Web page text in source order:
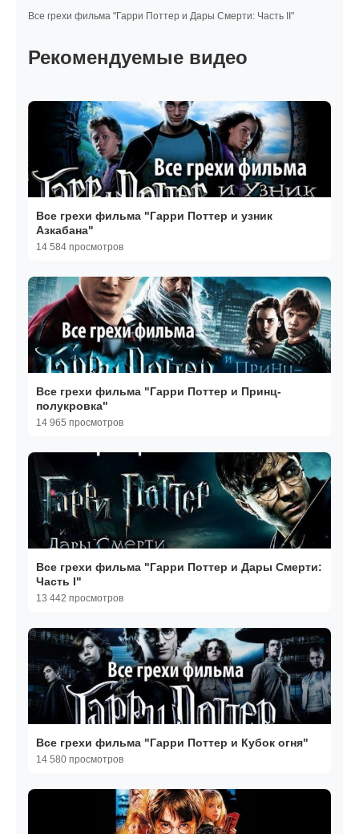
Все грехи фильма "Гарри Поттер и Дары Смерти: Часть II"
Рекомендуемые видео
Все грехи фильма "Гарри Поттер и узник
Азкабана"
14 584 просмотров
Все грехи фильма "Гарри Поттер и Принц-
полукровка"
14 965 просмотров
Все грехи фильма "Гарри Поттер и Дары Смерти:
Часть I"
13 442 просмотров
Все грехи фильма "Гарри Поттер и Кубок огня"
14 580 просмотров